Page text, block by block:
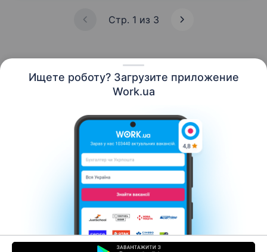
Ищете роботу? Загрузите приложение
Work.ua
іноземними партнерами,…
Стр. 1 из 3
Контакты О нас
Карьера
Новости Work.ua
Помощь
Условия использования